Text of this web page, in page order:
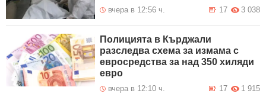
вчера в 12:56 ч. 3 038
17
Полицията в Кърджали
разследва схема за измама с
евросредства за над 350 хиляди
евро
вчера в 12:10 ч. 1 915
17